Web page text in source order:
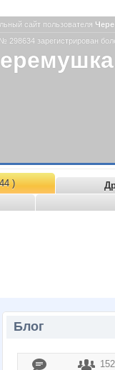
сайт пользователя
298634 зарегистрирован
)
Блог
152